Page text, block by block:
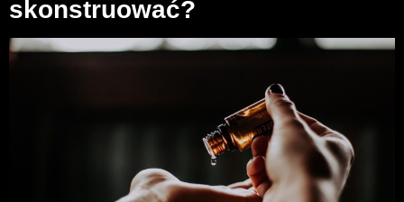
skonstruować?